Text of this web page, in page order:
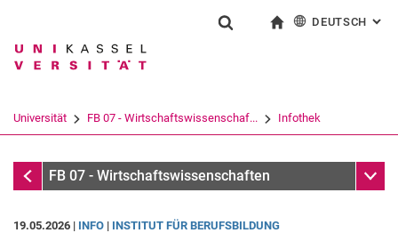
Springe direkt zu: Inhalt
Springe direkt zu: Suche
Springe direkt zu:
Suchbegriff
Suchen (öffnet externen Link in einem
DEUTSCH :
Universität FB 07 - Wirtschaftswissenschaf... Infothek
InfothekFB 07 - Wirtschaftswissenschaften
19.05.2026 | INFO | INSTITUT FÜR BERUFSBILDUNG